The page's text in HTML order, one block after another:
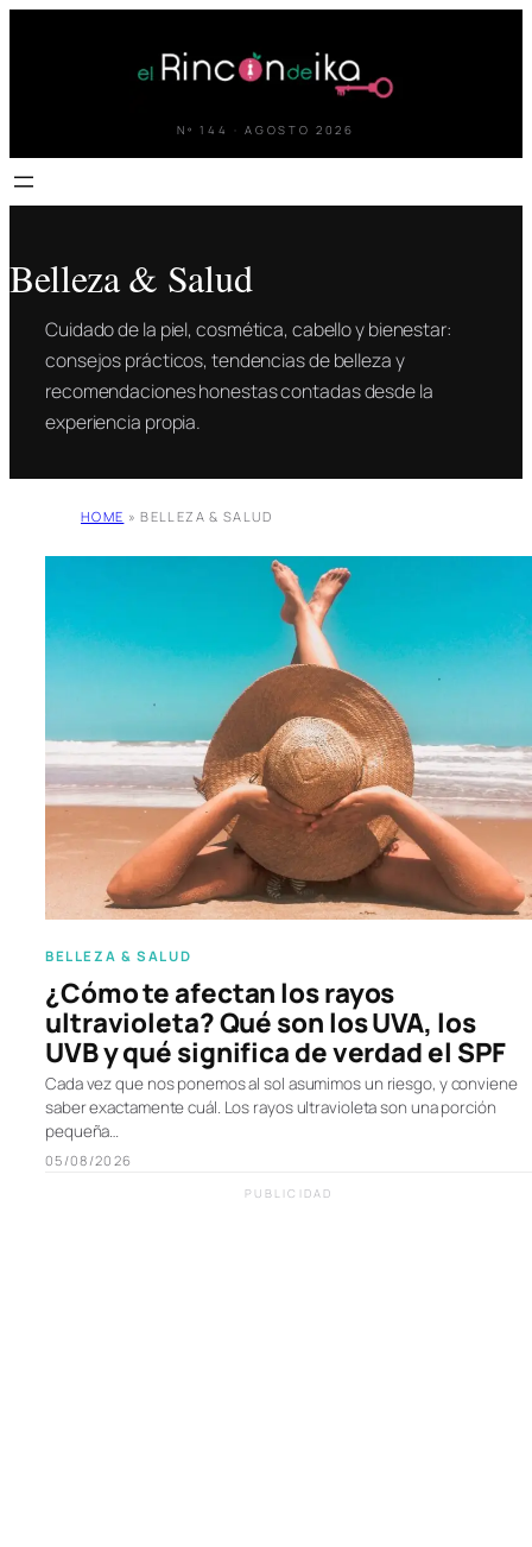
Nº 144 · AGOSTO 2026
Belleza & Salud
Cuidado de la piel, cosmética, cabello y bienestar:
consejos prácticos, tendencias de belleza y
recomendaciones honestas contadas desde la
experiencia propia.
HOME » BELLEZA & SALUD
BELLEZA & SALUD
¿Cómo te afectan los rayos
ultravioleta? Qué son los UVA, los
UVB y qué significa de verdad el SPF
Cada vez que nos ponemos al sol asumimos un riesgo, y conviene
saber exactamente cuál. Los rayos ultravioleta son una porción
pequeña…
05/08/2026
PUBLICIDAD